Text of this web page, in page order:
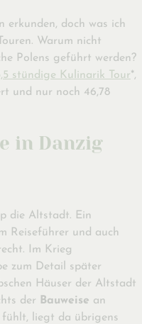
erkunden, doch was ich
Warum nicht
Polens geführt werden?
stündige Kulinarik Tour*,
und nur noch 46,78
in Danzig
die Altstadt. Ein
Reiseführer und auch
Im Krieg
zum Detail später
Häuser der Altstadt
der
Bauweise an
liegt da übrigens